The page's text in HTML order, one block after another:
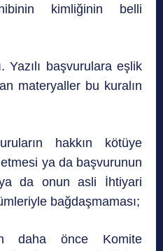
kimliğinin belli
Yazılı başvurulara eşlik
materyaller bu kuralın
hakkın kötüye
etmesi ya da başvurunun
ya da onun asli İhtiyari
bağdaşmaması;
daha önce Komite